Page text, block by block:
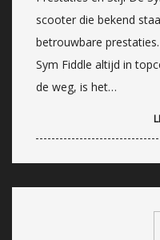
scooter die bekend
betrouwbare
Sym Fiddle altijd in
de weg, is het…